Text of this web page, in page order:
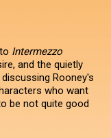
Intermezzo
and the quietly
Rooney's
who want
be not quite good